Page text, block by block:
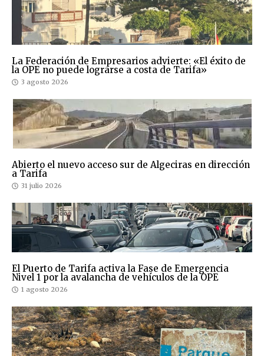
La Federación de Empresarios advierte: «El éxito de
la OPE no puede lograrse a costa de Tarifa»
3 agosto 2026
Abierto el nuevo acceso sur de Algeciras en dirección
a Tarifa
31 julio 2026
El Puerto de Tarifa activa la Fase de Emergencia
Nivel 1 por la avalancha de vehículos de la OPE
1 agosto 2026